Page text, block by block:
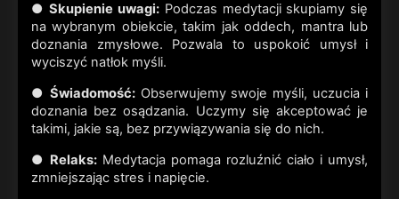
●Skupienie uwagi: Podczas medytacji skupiamy się
na wybranym obiekcie, takim jak oddech, mantra lub
doznania zmysłowe. Pozwala to uspokoić umysł i
wyciszyć natłok myśli.
● Świadomość:Obserwujemy swoje myśli, uczucia i
doznania bez osądzania. Uczymy się akceptować je
takimi, jakie są, bez przywiązywania się do nich.
● Relaks: Medytacja pomaga rozluźnić ciało i umysł,
zmniejszając stres i napięcie.